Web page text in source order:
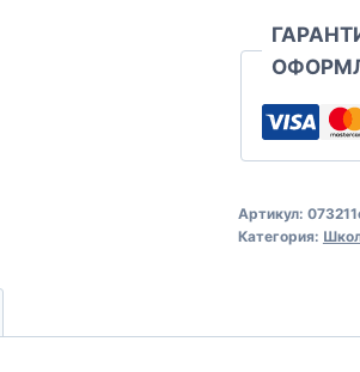
Артикул:
Категория: